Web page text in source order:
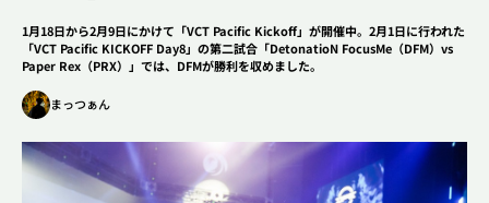
#2XKO #DetonatioN FocusMe #The k4sen
#VALORANT
#League of Legends
#Challengers Japan
熱い“プロポーズ（？）”から始まった「150％」の絆。
正反対なふたりが真正面から向き合う――「ぶいすぽ
っ！」銀城サイネ & 龍巻ちせ デュオインタビュー！
コミュニティ
アップデート
インタビュー
eスポーツ
2XKO
インタビュー
eスポーツ
1月18日から2月9日にかけて「VCT Pacific Kickoff」が開催中。2月1日に行われた
「VCT Pacific KICKOFF Day8」の第二試合「DetonatioN FocusMe（DFM）vs
Paper Rex（PRX）」では、DFMが勝利を収めました。
まっつぁん